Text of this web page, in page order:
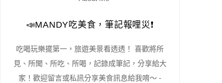
📣MANDY吃美食，筆記報哩災❗️
吃喝玩樂擺第一，旅遊美景看透透！ 喜歡將所
見、所聞、所吃、所喝，記錄成筆記，分享給大
家！歡迎留言或私訊分享美食訊息給我唷～ -